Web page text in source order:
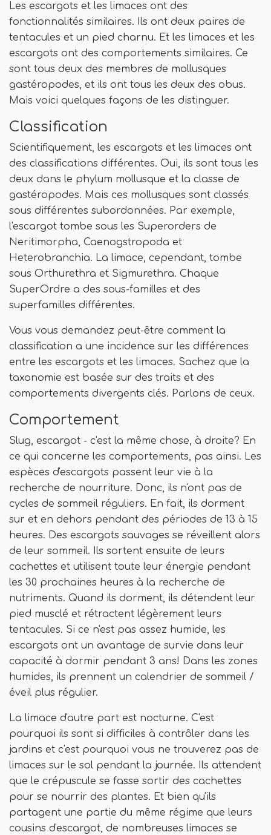
Les escargots et les limaces ont des
fonctionnalités similaires. Ils ont deux paires de
tentacules et un pied charnu. Et les limaces et les
escargots ont des comportements similaires. Ce
sont tous deux des membres de mollusques
gastéropodes, et ils ont tous les deux des obus.
Mais voici quelques façons de les distinguer.
Classification
Scientifiquement, les escargots et les limaces ont
des classifications différentes. Oui, ils sont tous les
deux dans le phylum mollusque et la classe de
gastéropodes. Mais ces mollusques sont classés
sous différentes subordonnées. Par exemple,
l'escargot tombe sous les Superorders de
Neritimorpha, Caenogstropoda et
Heterobranchia. La limace, cependant, tombe
sous Orthurethra et Sigmurethra. Chaque
SuperOrdre a des sous-familles et des
superfamilles différentes.
Vous vous demandez peut-être comment la
classification a une incidence sur les différences
entre les escargots et les limaces. Sachez que la
taxonomie est basée sur des traits et des
comportements divergents clés. Parlons de ceux.
Comportement
Slug, escargot - c'est la même chose, à droite? En
ce qui concerne les comportements, pas ainsi. Les
espèces d'escargots passent leur vie à la
recherche de nourriture. Donc, ils n'ont pas de
cycles de sommeil réguliers. En fait, ils dorment
sur et en dehors pendant des périodes de 13 à 15
heures. Des escargots sauvages se réveillent alors
de leur sommeil. Ils sortent ensuite de leurs
cachettes et utilisent toute leur énergie pendant
les 30 prochaines heures à la recherche de
nutriments. Quand ils dorment, ils détendent leur
pied musclé et rétractent légèrement leurs
tentacules. Si ce n'est pas assez humide, les
escargots ont un avantage de survie dans leur
capacité à dormir pendant 3 ans! Dans les zones
humides, ils prennent un calendrier de sommeil /
éveil plus régulier.
La limace d'autre part est nocturne. C'est
pourquoi ils sont si difficiles à contrôler dans les
jardins et c'est pourquoi vous ne trouverez pas de
limaces sur le sol pendant la journée. Ils attendent
que le crépuscule se fasse sortir des cachettes
pour se nourrir des plantes. Et bien qu'ils
partagent une partie du même régime que leurs
cousins ​​d'escargot, de nombreuses limaces se